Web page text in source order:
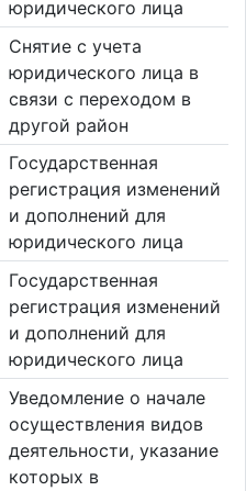
юридического лица
Снятие с учета
юридического лица в
связи с переходом в
другой район
Государственная
регистрация изменений
и дополнений для
юридического лица
Государственная
регистрация изменений
и дополнений для
юридического лица
Уведомление о начале
осуществления видов
деятельности, указание
которых в